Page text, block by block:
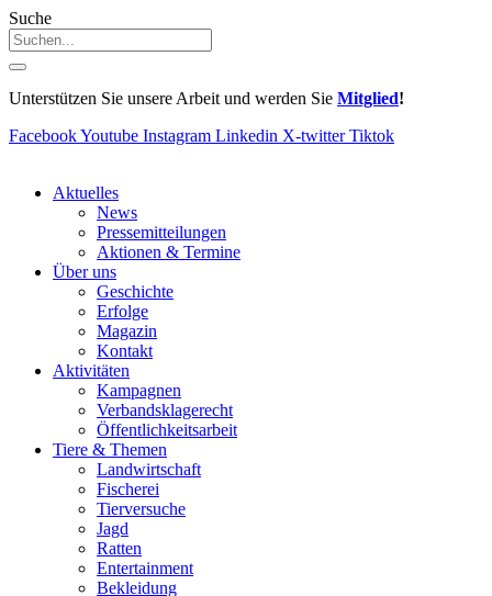
Suche
Unterstützen Sie unsere Arbeit und werden Sie Mitglied!
FacebookYoutube Instagram Linkedin X-twitter Tiktok
Aktuelles
News
Pressemitteilungen
Aktionen & Termine
Über uns
Geschichte
Erfolge
Magazin
Kontakt
Aktivitäten
Kampagnen
Verbandsklagerecht
Öffentlichkeitsarbeit
Tiere & Themen
Landwirtschaft
Fischerei
Tierversuche
Jagd
Ratten
Entertainment
Bekleidung